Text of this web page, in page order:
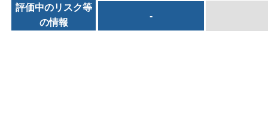
評価中のリスク等
の情報
-